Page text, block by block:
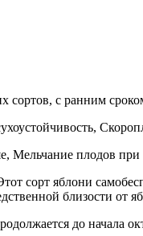
с ранним
Мельчание плодов
сорт яблони
близости от
до начала